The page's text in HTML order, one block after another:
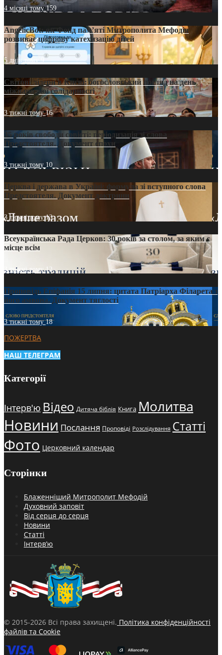
4 місяці тому159
AngelicBot: як Фонд пам’яті Митрополита Мефодія
розвиває цифрову катехизацію дітей
5 днів тому9
Світові лідери в Києві: богословський погляд на день
міжнародної солідарності
3 тижні тому16
35 років свободи совісті: періодизація зі слова
Предстоятеля. Документ епохи
3 тижні тому 10
Церква і держава в Україні: формула зі вступного слова
Предстоятеля. Документ доктрини
3 тижні тому13
Всеукраїнська Рада Церков: 30 років за столом, за яким є
місце всім
3 тижні тому12
Проповідь Епіфанія 15 липня: цитата Патріарха Філарета з
його амвона. Документ тяглості
3 тижні тому18
ПОЖЕРТВА
НАШ ТЕЛЕГРАМ
Категорії
Інтерв'ю Відео Дитяча біблія Книга Молитва
Новини Послання Проповіді Розслідування Статті
Фото Церковний календар
Сторінки
Блаженніший Митрополит Мефодій
Духовний заповіт
Від серця до серця
Новини
Статті
Інтерв’ю
© 2015-2026 Всі права захищені. Політика конфіденційності
файлів та Cookie